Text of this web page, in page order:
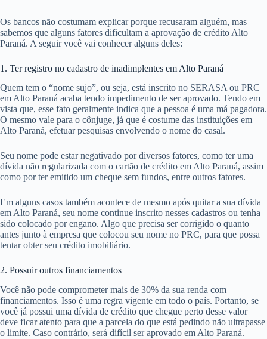
Os bancos não costumam explicar porque recusaram alguém, mas
sabemos que alguns fatores dificultam a aprovação de crédito Alto
Paraná. A seguir você vai conhecer alguns deles:
1. Ter registro no cadastro de inadimplentes em Alto Paraná
Quem tem o “nome sujo”, ou seja, está inscrito no SERASA ou PRC
em Alto Paraná acaba tendo impedimento de ser aprovado. Tendo em
vista que, esse fato geralmente indica que a pessoa é uma má pagadora.
O mesmo vale para o cônjuge, já que é costume das instituições em
Alto Paraná, efetuar pesquisas envolvendo o nome do casal.
Seu nome pode estar negativado por diversos fatores, como ter uma
dívida não regularizada com o cartão de crédito em Alto Paraná, assim
como por ter emitido um cheque sem fundos, entre outros fatores.
Em alguns casos também acontece de mesmo após quitar a sua dívida
em Alto Paraná, seu nome continue inscrito nesses cadastros ou tenha
sido colocado por engano. Algo que precisa ser corrigido o quanto
antes junto à empresa que colocou seu nome no PRC, para que possa
tentar obter seu crédito imobiliário.
2. Possuir outros financiamentos
Você não pode comprometer mais de 30% da sua renda com
financiamentos. Isso é uma regra vigente em todo o país. Portanto, se
você já possui uma dívida de crédito que chegue perto desse valor
deve ficar atento para que a parcela do que está pedindo não ultrapasse
o limite. Caso contrário, será difícil ser aprovado em Alto Paraná.